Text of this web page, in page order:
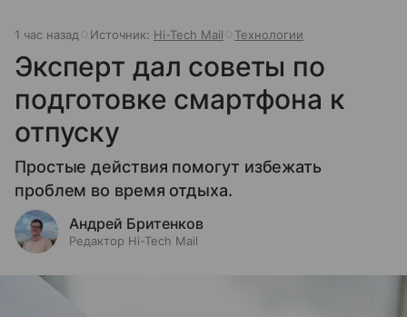
1 час назад Источник: Hi-Tech Mail Технологии
Эксперт дал советы по
подготовке смартфона к
отпуску
Простые действия помогут избежать
проблем во время отдыха.
Андрей Бритенков
Редактор Hi-Tech Mail